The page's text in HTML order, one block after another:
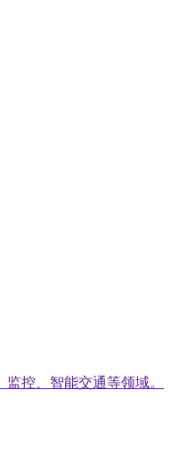
控、智能交通等领域。